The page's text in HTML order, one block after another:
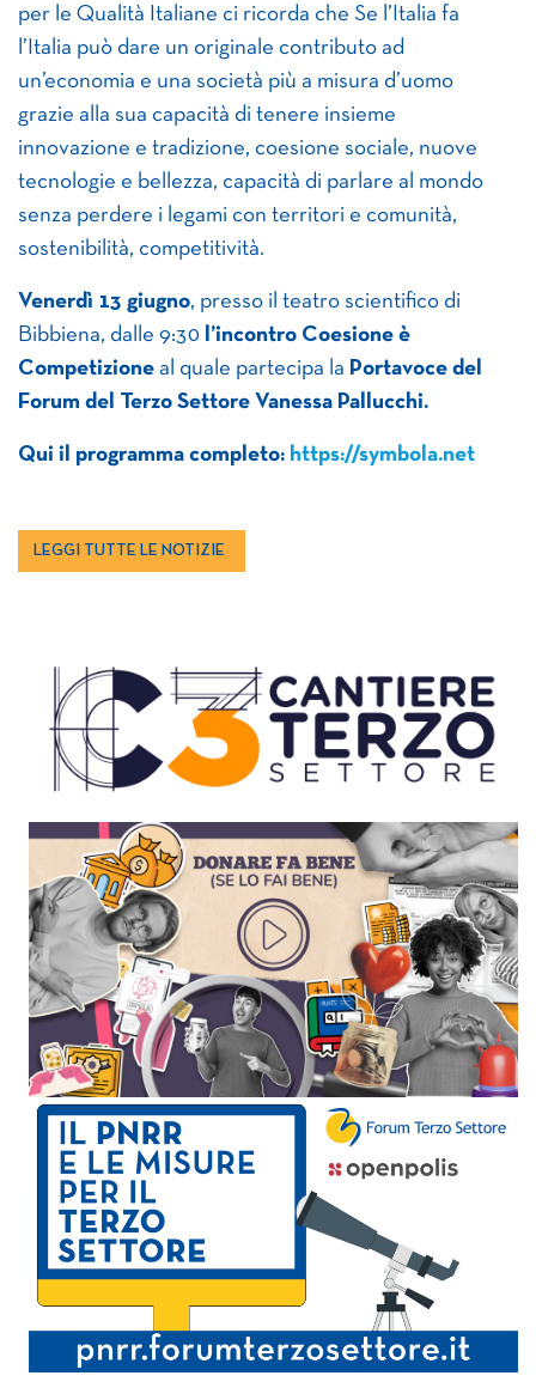
per le Qualità Italiane ci ricorda che Se l’Italia fa
l’Italia può dare un originale contributo ad
un’economia e una società più a misura d’uomo
grazie alla sua capacità di tenere insieme
innovazione e tradizione, coesione sociale, nuove
tecnologie e bellezza, capacità di parlare al mondo
senza perdere i legami con territori e comunità,
sostenibilità, competitività.
Venerdì 13 giugno, presso il teatro scientifico di
Bibbiena, dalle 9:30
l’incontro Coesione è
Competizione al quale partecipa la Portavoce del
Forum del Terzo Settore Vanessa Pallucchi.
Qui il programma completo: https://symbola.net
LEGGI TUTTE LE NOTIZIE